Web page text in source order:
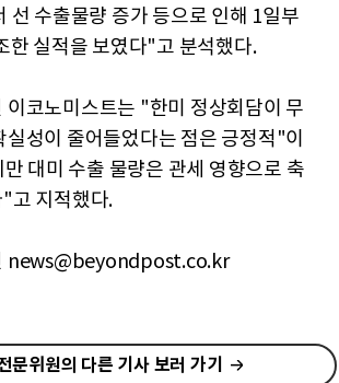
선 수출물량 증가 등으로 인해 1일부
한 실적을 보였다"고 분석했다.
이코노미스트는 "한미 정상회담이 무
실성이 줄어들었다는 점은 긍정적"이
대미 수출 물량은 관세 영향으로 축
고 지적했다.
news@beyondpost.co.kr
문위원의 다른 기사 보러 가기